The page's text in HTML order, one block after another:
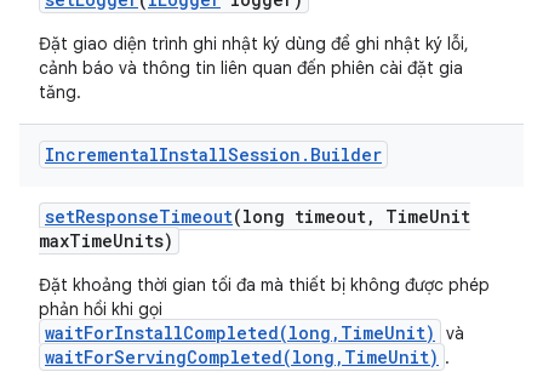
Đặt giao diện trình ghi nhật ký dùng để ghi nhật ký lỗi,
cảnh báo và thông tin liên quan đến phiên cài đặt gia
tăng.
IncrementalInstallSession . Builder
setResponseTimeout(long timeout, TimeUnit
maxTimeUnits)
Đặt khoảng thời gian tối đa mà thiết bị không được phép
phản hồi khi gọi
waitForInstallCompleted(long,TimeUnit) và
waitForServingCompleted(long,TimeUnit) .